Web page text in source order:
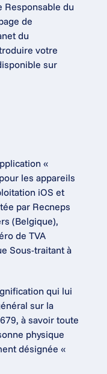
Responsable du
de
du
votre
sur
«
les appareils
iOS et
par Recneps
(Belgique),
de TVA
Sous-traitant à
qui lui
sur la
à savoir toute
physique
désignée «